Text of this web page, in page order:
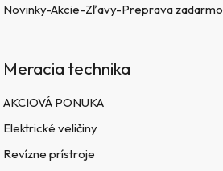
Novinky-Akcie-Zľavy-Preprava zadarmo
Meracia technika
AKCIOVÁ PONUKA
Elektrické veličiny
Revízne prístroje